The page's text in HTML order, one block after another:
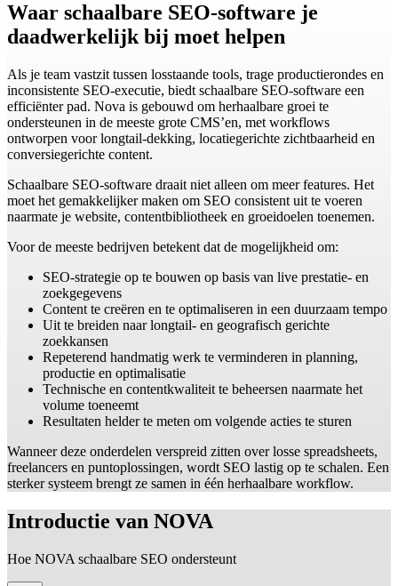
Waar schaalbare SEO-software je
daadwerkelijk bij moet helpen
Als je team vastzit tussen losstaande tools, trage productierondes en
inconsistente SEO-executie, biedt schaalbare SEO-software een
efficiënter pad. Nova is gebouwd om herhaalbare groei te
ondersteunen in de meeste grote CMS’en, met workflows
ontworpen voor longtail-dekking, locatiegerichte zichtbaarheid en
conversiegerichte content.
Schaalbare SEO-software draait niet alleen om meer features. Het
moet het gemakkelijker maken om SEO consistent uit te voeren
naarmate je website, contentbibliotheek en groeidoelen toenemen.
Voor de meeste bedrijven betekent dat de mogelijkheid om:
SEO-strategie op te bouwen op basis van live prestatie- en
zoekgegevens
Content te creëren en te optimaliseren in een duurzaam tempo
Uit te breiden naar longtail- en geografisch gerichte
zoekkansen
Repeterend handmatig werk te verminderen in planning,
productie en optimalisatie
Technische en contentkwaliteit te beheersen naarmate het
volume toeneemt
Resultaten helder te meten om volgende acties te sturen
Wanneer deze onderdelen verspreid zitten over losse spreadsheets,
freelancers en puntoplossingen, wordt SEO lastig op te schalen. Een
sterker systeem brengt ze samen in één herhaalbare workflow.
Introductie van NOVA
Hoe NOVA schaalbare SEO ondersteunt